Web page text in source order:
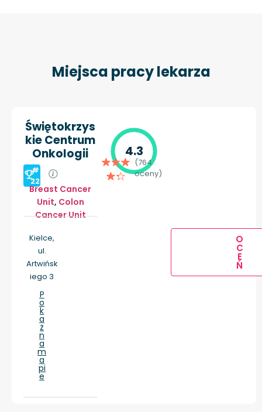
Miejsca pracy lekarza
Świętokrzys
kie Centrum
Onkologii
#
22
Breast Cancer
Unit, Colon
Cancer Unit
Kielce,
ul.
Artwińsk
iego 3
P
o
k
a
ż
n
a
m
a
pi
e
4.3
(764
oceny)
O
C
E
Ń